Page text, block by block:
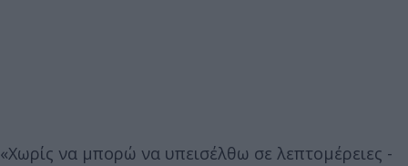
«Χωρίς να μπορώ να υπεισέλθω σε λεπτομέρειες -